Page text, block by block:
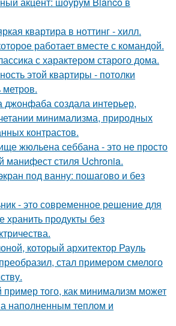
квартира в ноттинг - хилл.
работает вместе с командой.
с характером старого дома.
этой квартиры - потолки
метров.
создала интерьер,
минимализма, природных
контрастов.
жюльена себбана - это не просто
манифест стиля Uchronia.
под ванну: пошагово и без
- это современное решение для
хранить продукты без
который архитектор Рауль
стал примером смелого
того, как минимализм может
наполненным теплом и